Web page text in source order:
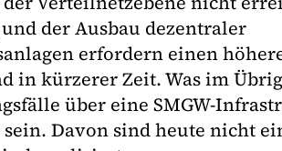
der Ausbau dezentraler
erfordern einen
in kürzerer Zeit. Was im
über eine SMGW-
Davon sind heute nicht